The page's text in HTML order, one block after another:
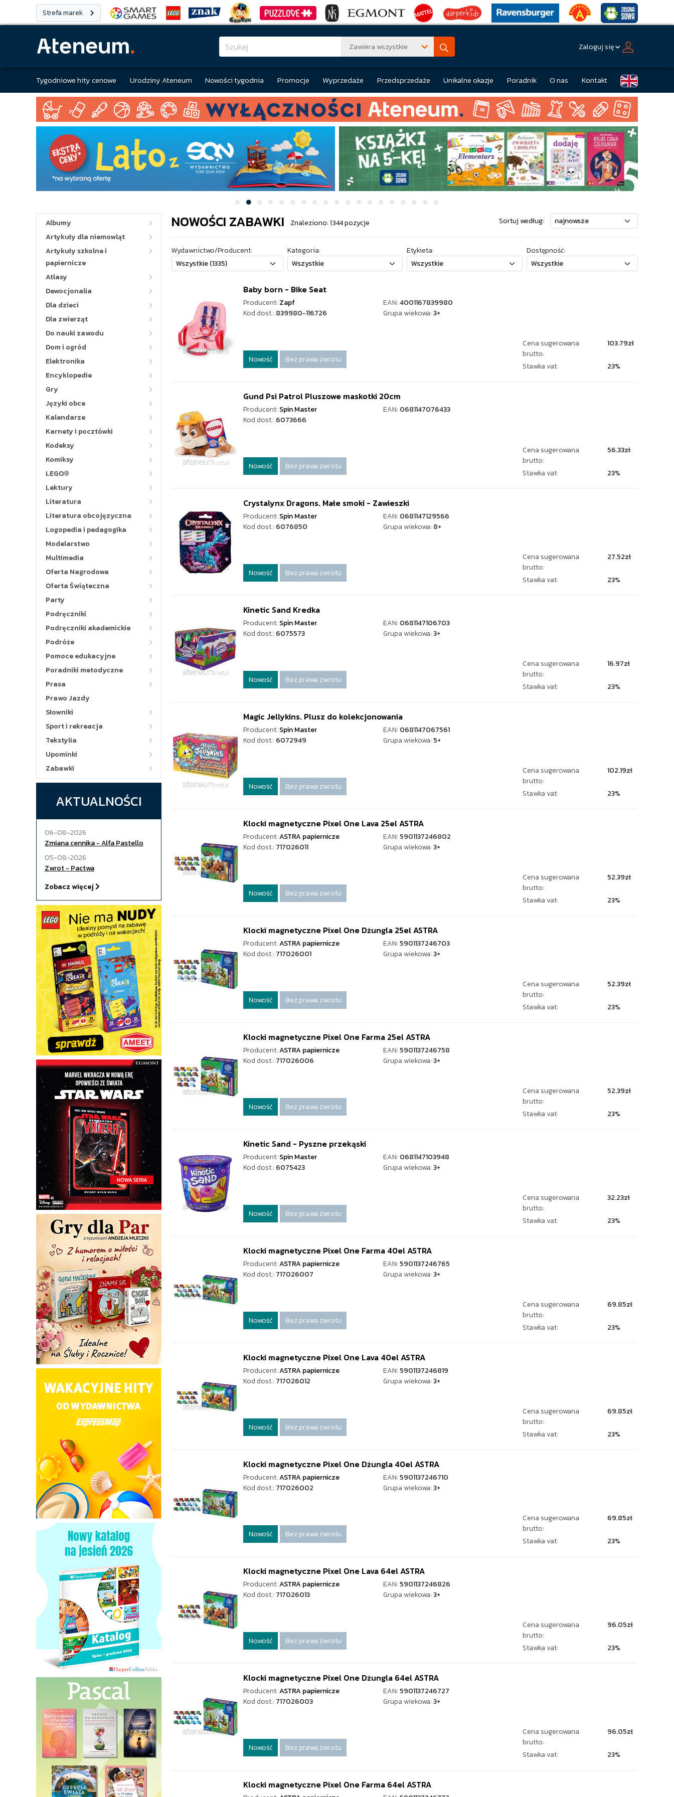
Strefa marek
Zawiera wszystkie Zaloguj się
Tygodniowe hity cenowe Urodziny Ateneum Nowości tygodnia Promocje Wyprzedaże Przedsprzedaże Unikalne okazje Poradnik O nas Kontakt
Albumy
Artykuły dla niemowląt
Artykuły szkolne i
papiernicze
Atlasy
Dewocjonalia
Dla dzieci
Dla zwierząt
Do nauki zawodu
Dom i ogród
Elektronika
Encyklopedie
Gry
Języki obce
Kalendarze
Karnety i pocztówki
Kodeksy
Komiksy
LEGO®
Lektury
Literatura
Literatura obcojęzyczna
Logopedia i pedagogika
Modelarstwo
Multimedia
Oferta Nagrodowa
Oferta Świąteczna
Party
Podręczniki
Podręczniki akademickie
Podróże
Pomoce edukacyjne
Poradniki metodyczne
Prasa
Prawo Jazdy
Słowniki
Sport i rekreacja
Tekstylia
Upominki
Zabawki
AKTUALNOŚCI
06-08-2026
Zmiana cennika - Alfa Pastello
05-08-2026
Zwrot - Pactwa
Zobacz więcej
NOWOŚCI ZABAWKI Znaleziono: 1344 pozycje Sortuj według:
Wydawnictwo/Producent: Kategoria: Etykieta: Dostępność:
Baby born - Bike Seat
Producent: Zapf EAN:4001167839980
Kod dost.: 839980-116726 Grupa wiekowa:3+
Nowość Bez prawa zwrotu
Cena sugerowana
brutto:
103.79zł
Stawka vat: 23%
Gund Psi Patrol Pluszowe maskotki 20cm
Producent: Spin Master EAN: 0681147076433
Kod dost.: 6073666
Nowość Bez prawa zwrotu
Cena sugerowana
brutto:
56.33zł
Stawka vat: 23%
Crystalynx Dragons. Małe smoki - Zawieszki
Producent: Spin Master EAN: 0681147129566
Kod dost.: 6076850 Grupa wiekowa: 8+
Nowość Bez prawa zwrotu
Cena sugerowana
brutto:
27.52zł
Stawka vat: 23%
Kinetic Sand Kredka
Producent: Spin Master EAN: 0681147106703
Kod dost.: 6075573 Grupa wiekowa:3+
Nowość Bez prawa zwrotu
Cena sugerowana
brutto:
16.97zł
Stawka vat: 23%
Magic Jellykins. Plusz do kolekcjonowania
Producent: Spin Master EAN: 0681147067561
Kod dost.: 6072949 Grupa wiekowa: 5+
Nowość Bez prawa zwrotu
Cena sugerowana
brutto:
102.19zł
Stawka vat: 23%
Klocki magnetyczne Pixel One Lava 25el ASTRA
Producent:ASTRA papiernicze EAN: 5901137246802
Kod dost.: 717026011 Grupa wiekowa:3+
Nowość Bez prawa zwrotu
Cena sugerowana
brutto:
52.39zł
Stawka vat: 23%
Klocki magnetyczne Pixel One Dżungla 25el ASTRA
Producent:ASTRA papiernicze EAN: 5901137246703
Kod dost.: 717026001 Grupa wiekowa:3+
Nowość Bez prawa zwrotu
Cena sugerowana
brutto:
52.39zł
Stawka vat: 23%
Klocki magnetyczne Pixel One Farma 25el ASTRA
Producent:ASTRA papiernicze EAN: 5901137246758
Kod dost.: 717026006 Grupa wiekowa:3+
Nowość Bez prawa zwrotu
Cena sugerowana
brutto:
52.39zł
Stawka vat: 23%
Kinetic Sand - Pyszne przekąski
Producent: Spin Master EAN: 0681147103948
Kod dost.: 6075423 Grupa wiekowa:3+
Nowość Bez prawa zwrotu
Cena sugerowana
brutto:
32.23zł
Stawka vat: 23%
Klocki magnetyczne Pixel One Farma 40el ASTRA
Producent:ASTRA papiernicze EAN: 5901137246765
Kod dost.: 717026007 Grupa wiekowa:3+
Nowość Bez prawa zwrotu
Cena sugerowana
brutto:
69.85zł
Stawka vat: 23%
Klocki magnetyczne Pixel One Lava 40el ASTRA
Producent:ASTRA papiernicze EAN: 5901137246819
Kod dost.: 717026012 Grupa wiekowa:3+
Nowość Bez prawa zwrotu
Cena sugerowana
brutto:
69.85zł
Stawka vat: 23%
Klocki magnetyczne Pixel One Dżungla 40el ASTRA
Producent:ASTRA papiernicze EAN: 5901137246710
Kod dost.: 717026002 Grupa wiekowa:3+
Nowość Bez prawa zwrotu
Cena sugerowana
brutto:
69.85zł
Stawka vat: 23%
Klocki magnetyczne Pixel One Lava 64el ASTRA
Producent:ASTRA papiernicze EAN: 5901137246826
Kod dost.: 717026013 Grupa wiekowa:3+
Nowość Bez prawa zwrotu
Cena sugerowana
brutto:
96.05zł
Stawka vat: 23%
Klocki magnetyczne Pixel One Dżungla 64el ASTRA
Producent:ASTRA papiernicze EAN: 5901137246727
Kod dost.: 717026003 Grupa wiekowa:3+
Nowość Bez prawa zwrotu
Cena sugerowana
brutto:
96.05zł
Stawka vat: 23%
Klocki magnetyczne Pixel One Farma 64el ASTRA